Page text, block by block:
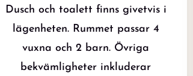
Dusch och toalett finns givetvis i
lägenheten. Rummet passar 4
vuxna och 2 barn. Övriga
bekvämligheter inkluderar